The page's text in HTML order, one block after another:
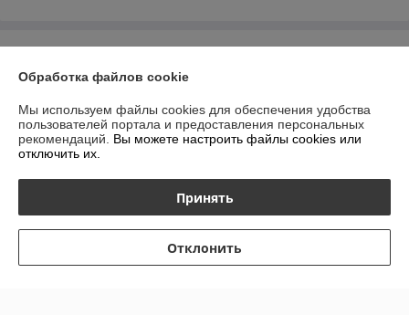
О нас
Доставка и оплата
График работы
Политика обработки cookies
Обработка файлов cookie
Мы используем файлы cookies для обеспечения удобства
пользователей портала и предоставления персональных
рекомендаций. Вы можете настроить файлы cookies или
отключить их.
Принять
Отклонить